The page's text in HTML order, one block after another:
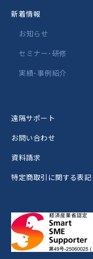
新着情報
お知らせ
セミナー･研修
実績･事例紹介
遠隔サポート
お問い合わせ
資料請求
特定商取引に関する表記